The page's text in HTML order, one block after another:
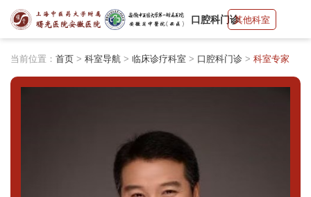
口腔科门诊其他科室
当前位置： 首页 > 科室导航 > 临床诊疗科室 > 口腔科门诊 > 科室专家